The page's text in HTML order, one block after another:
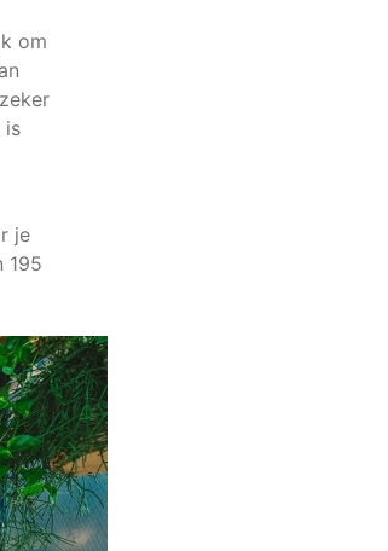
om
is
je
195